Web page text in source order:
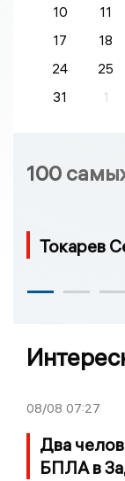
10
11
17
18
24
25
31
1
100
Токарев
08/08 07:27
Два
БПЛА в